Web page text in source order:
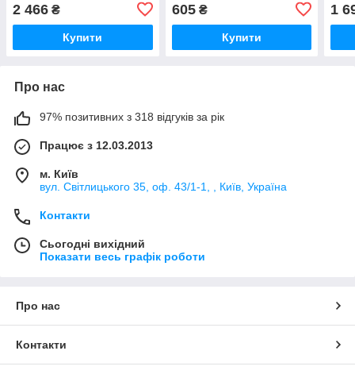
2 466 ₴
Купити
605₴
Купити
1
Про нас
97% позитивних з 318 відгуків за рік
Працює з 12.03.2013
м. Київ
вул. Світлицького 35, оф. 43/1-1, , Київ, Україна
Контакти
Сьогодні вихідний
Показати весь графік роботи
Про нас
Контакти